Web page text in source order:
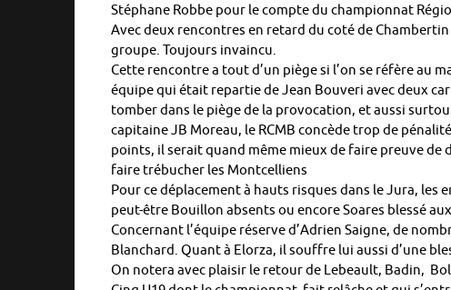
Stéphane Robbe pour le compte du championnat
Avec deux rencontres en retard du coté de
groupe. Toujours invaincu.
Cette rencontre a tout d’un piège si l’on se réfère au
équipe qui était repartie de Jean Bouveri avec deux
tomber dans le piège de la provocation, et aussi
capitaine JB Moreau, le RCMB concède trop de
points, il serait quand même mieux de faire preuve
faire trébucher les Montcelliens
Pour ce déplacement à hauts risques dans le Jura,
peut-être Bouillon absents ou encore Soares blessé
Concernant l’équipe réserve d’Adrien Saigne, de
Blanchard. Quant à Elorza, il souffre lui aussi d’une
On notera avec plaisir le retour de Lebeault, Badin,